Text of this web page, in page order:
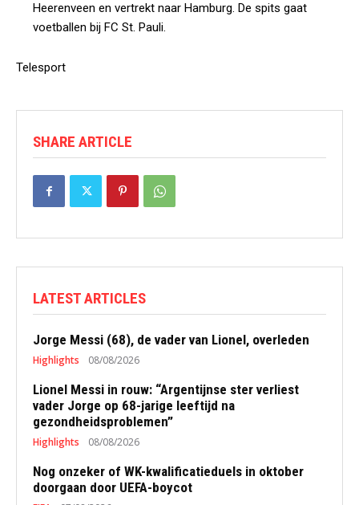
Heerenveen en vertrekt naar Hamburg. De spits gaat
voetballen bij FC St. Pauli.
Telesport
SHARE ARTICLE
LATEST ARTICLES
Jorge Messi (68), de vader van Lionel, overleden
Highlights 08/08/2026
Lionel Messi in rouw: “Argentijnse ster verliest
vader Jorge op 68-jarige leeftijd na
gezondheidsproblemen”
Highlights 08/08/2026
Nog onzeker of WK-kwalificatieduels in oktober
doorgaan door UEFA-boycot